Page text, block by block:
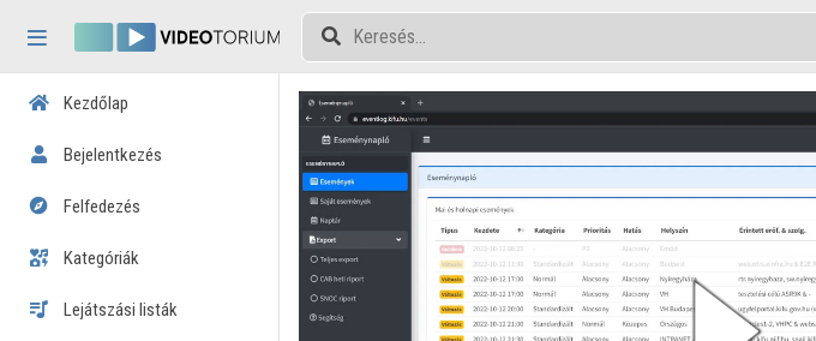
Tartalom kihagyása
Kezdőlap
Bejelentkezés
Felfedezés
Kategóriák
Lejátszási listák